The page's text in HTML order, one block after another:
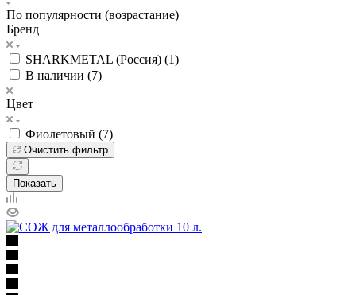
По популярности (возрастание)
Бренд
SHARKMETAL (Россия) (1)
В наличии (7)
Цвет
Фиолетовый (7)
Очистить фильтр
Показать